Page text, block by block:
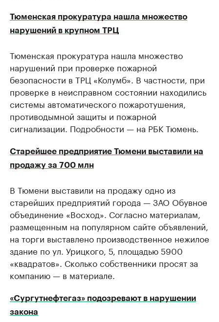
Тюменская прокуратура нашла множество
нарушений в крупном ТРЦ
Тюменская прокуратура нашла множество
нарушений при проверке пожарной
безопасности в ТРЦ «Колумб». В частности, при
проверке в неисправном состоянии находились
системы автоматического пожаротушения,
противодымной защиты и пожарной
сигнализации. Подробности — на РБК Тюмень.
Старейшее предприятие Тюмени выставили на
продажу за 700 млн
​В Тюмени выставили на продажу одно из
старейших предприятий города — ЗАО Обувное
объединение «Восход». Согласно материалам,
размещенным на популярном сайте объявлений,
на торги выставлено производственное нежилое
здание по ул. Урицкого, 5, площадью 5900
«квадратов». Сколько собственники просят за
компанию — в материале.
«Сургутнефтегаз» подозревают в нарушении
закона